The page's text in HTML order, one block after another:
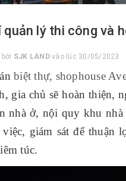
quản lý thi công và
SJK LANDvào lúc 30/05/2023
biệt thự, shophouse
gia chủ sẽ hoàn thiện,
nhà ở, nội quy khu
việc, giám sát để thuận
túc.